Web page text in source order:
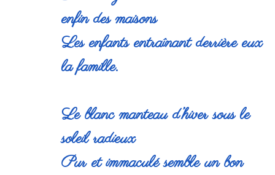
enfin des maisons
Les enfants entraînant derrière eux
la famille.
Le blanc manteau d’hiver sous le
soleil radieux
Pur et immaculé semble un bon